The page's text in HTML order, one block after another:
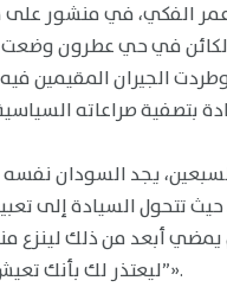
الفكي، في منشور على
في حي عطرون وضعت
الجيران المقيمين
بتصفية صراعاته
يجد السودان نفسه
حيث تتحول السيادة إلى
أبعد من ذلك لينزع
ليعتذر لك بأنك تعيش في «سودان الحرب”».